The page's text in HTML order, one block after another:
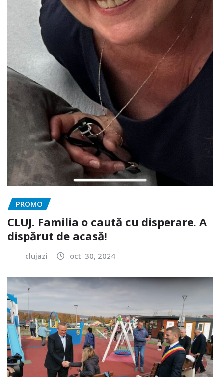
PROMO
CLUJ. Familia o caută cu disperare. A
dispărut de acasă!
clujazi oct. 30, 2024